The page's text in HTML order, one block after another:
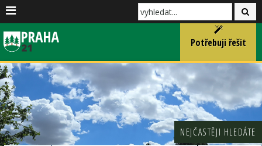
Potřebuji řešit
NEJČASTĚJI HLEDÁTE